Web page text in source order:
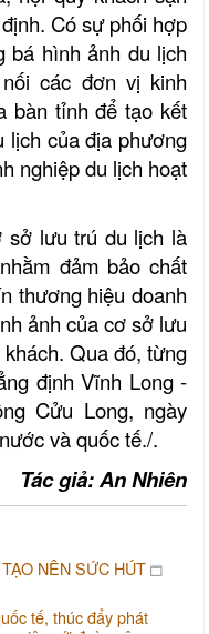
Có sự phối hợp
bá hình ảnh du lịch
các đơn vị kinh
bàn tỉnh để tạo kết
lịch của địa phương
nghiệp du lịch hoạt
sở lưu trú du lịch là
đảm bảo chất
thương hiệu doanh
ảnh của cơ sở lưu
Qua đó, từng
định Vĩnh Long -
Cửu Long, ngày
và quốc tế./.
Tác giả: An Nhiên
NÊN SỨC HÚT
tế, thúc đẩy phát